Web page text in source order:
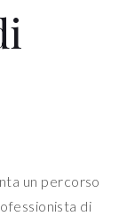
un percorso
di